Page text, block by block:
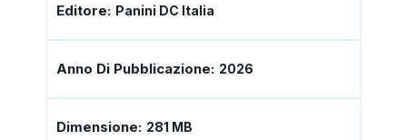
Editore: Panini DC Italia
Anno Di Pubblicazione: 2026
Dimensione: 281 MB